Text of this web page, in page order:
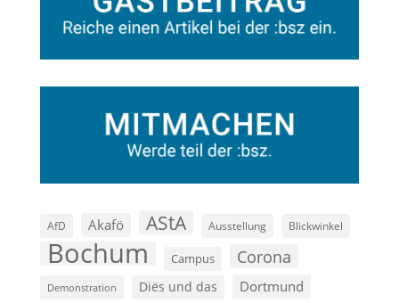
AfD Akafö AStA Ausstellung Blickwinkel
Bochum Campus Corona
Demonstration Diës und das Dortmund